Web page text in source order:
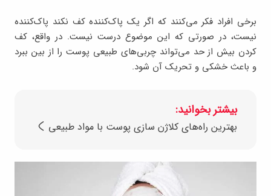
برخی افراد فکر می‌کنند که اگر یک پاک‌کننده کف نکند پاک‌کننده
نیست، در صورتی که این موضوع درست نیست. در واقع، کف
کردن بیش از حد می‌تواند چربی‌های طبیعی پوست را از بین ببرد
و باعث خشکی و تحریک آن شود.
بیشتر بخوانید:
بهترین راه‌های کلاژن سازی پوست با مواد طبیعی